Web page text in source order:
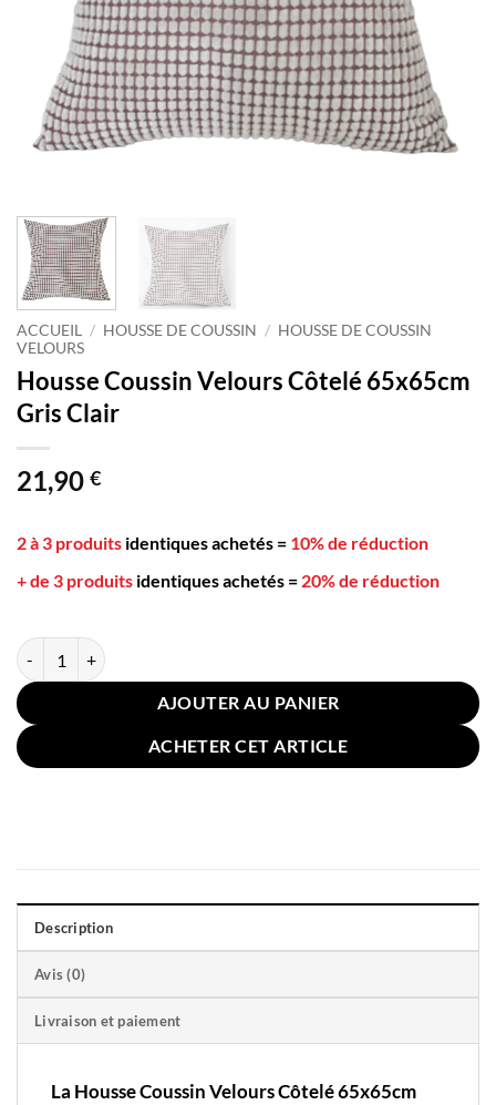
ACCUEIL / HOUSSE DE COUSSIN / HOUSSE DE COUSSIN
VELOURS
Housse Coussin Velours Côtelé 65x65cm
Gris Clair
21,90 €
2 à 3 produits identiques achetés = 10% de réduction
+ de 3 produits identiques achetés = 20% de réduction
quantité de Housse Coussin Velours Côtelé 65x65cm Gris Clair
AJOUTER AU PANIER
ACHETER CET ARTICLE
Description
Avis (0)
Livraison et paiement
La Housse Coussin Velours Côtelé 65x65cm